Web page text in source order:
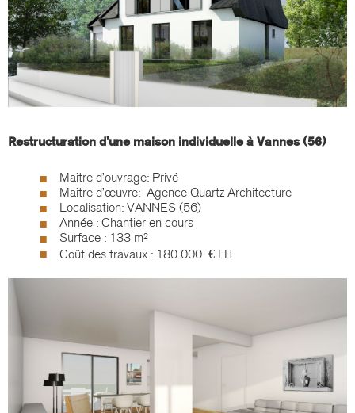
Restructuration d'une maison individuelle à Vannes (56)
Maître d’ouvrage: Privé
Maître d’œuvre: Agence Quartz Architecture
Localisation: VANNES (56)
Année : Chantier en cours
Surface : 133 m²
Coût des travaux : 180 000 € HT